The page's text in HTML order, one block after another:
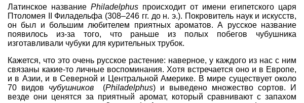
Латинское название Philadelphus происходит от имени египетского царя
Птоломея II Филадельфа (308–246 гг. до н. э.). Покровитель наук и искусств,
он был и большим любителем приятных ароматов. А русское название
появилось из-за того, что раньше из полых побегов чубушника
изготавливали чубуки для курительных трубок.
Кажется, что это очень русское растение: наверное, у каждого из нас с ним
связаны какие-то личные воспоминания. Хотя встречается оно и в Европе,
и в Азии, и в Северной и Центральной Америке. В мире существует около
70 видов чубушников (Philadelphus) и выведено множество сортов. И
везде они ценятся за приятный аромат, который сравнивают с запахом